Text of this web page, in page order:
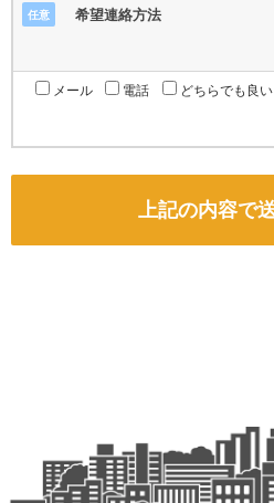
任意 希望連絡方法
メール 電話 どちらでも良い